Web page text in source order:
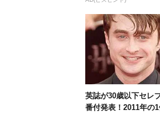
英誌が30歳以下セレ
番付発表！2011年の1